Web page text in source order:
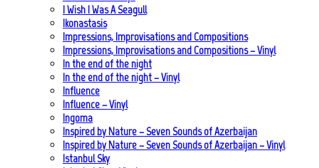
I Wish I Was A Seagull
Ikonastasis
Impressions, Improvisations and Compositions
Impressions, Improvisations and Compositions – Vinyl
In the end of the night
In the end of the night – Vinyl
Influence
Influence – Vinyl
Ingoma
Inspired by Nature – Seven Sounds of Azerbaijan
Inspired by Nature – Seven Sounds of Azerbaijan – Vinyl
Istanbul Sky